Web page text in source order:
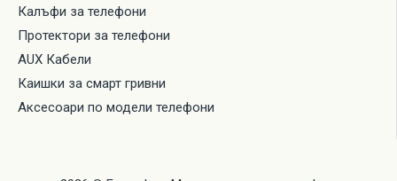
Калъфи за телефони
Протектори за телефони
AUX Кабели
Каишки за смарт гривни
Аксесоари по модели телефони